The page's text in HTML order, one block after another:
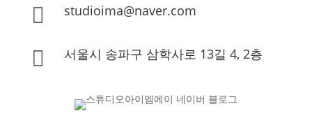
 studioima@naver.com
 서울시 송파구 삼학사로 13길 4, 2층